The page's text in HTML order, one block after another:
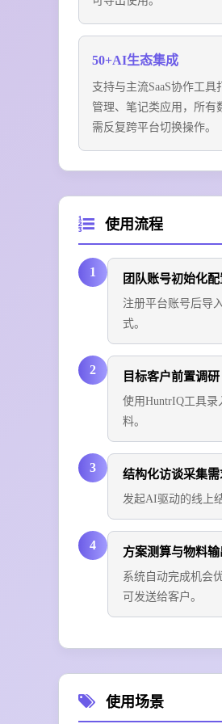
50+AI生态集成
支持与主流SaaS协作工
管理、笔记类应用，所有
需反复跨平台切换操作。
使用流程
1 团队账号初始化配
注册平台账号后导
式。
2 目标客户前置调研
使用HuntrIQ工具
料。
3 结构化访谈采集需
发起AI驱动的线上
4 方案测算与物料输
系统自动完成机会
可发送给客户。
使用场景